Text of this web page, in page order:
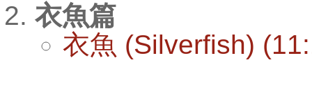
衣魚篇
衣魚 (Silverfish)